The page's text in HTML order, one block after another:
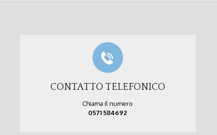
CONTATTO TELEFONICO
Chiama il numero
0571 584692